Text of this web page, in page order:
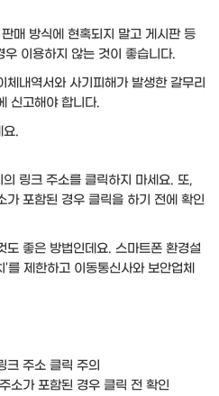
매 방식에 현혹되지 말고 게시판 등
이용하지 않는 것이 좋습니다.
내역서와 사기피해가 발생한 갈무리
신고해야 합니다.
요.
링크 주소를 클릭하지 마세요. 또,
가 포함된 경우 클릭을 하기 전에 확인
도 좋은 방법인데요. 스마트폰 환경설
제한하고 이동통신사와 보안업체
주소 클릭 주의
소가 포함된 경우 클릭 전 확인